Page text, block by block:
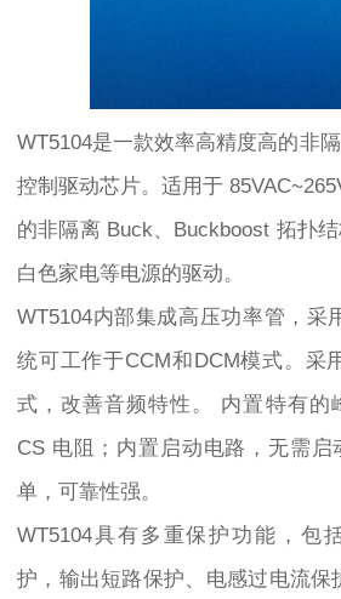
WT5104是一款效率高精度高的非
控制驱动芯片。适用于
的非隔离 Buck、Buckboost 拓扑结
白色家电等电源的驱动。
WT5104内部集成高压功率管，采
统可工作于CCM和DCM模式。采
式，改善音频特性。 内置特有的
CS 电阻；内置启动电路，无需
单，可靠性强。
WT5104具有多重保护功能，包
护，输出短路保护、电感过电流保